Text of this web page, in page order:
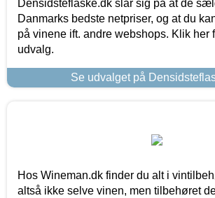
Densidsteflaske.dk slår sig på at de
Danmarks bedste netpriser, og at du
på vinene ift. andre webshops. Klik her
udvalg.
Se udvalget på
Hos Wineman.dk finder du alt i
altså ikke selve vinen, men tilbehøret